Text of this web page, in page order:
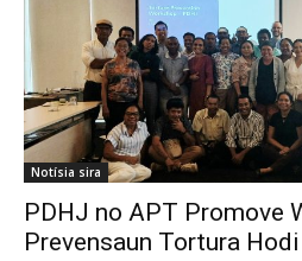
Notísia sira
PDHJ no APT Promove
Prevensaun Tortura